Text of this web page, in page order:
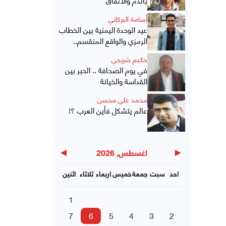
أسامة البركاني
عيد الوحدة اليمنية بين الخطاب
الرمزي والواقع المنقسم..
حكيم شريحي
في يوم الصحافة .. الحبر بين
القداسة والخيانة
محمد علي محسن
عالم يتشكل فأين العرب ؟!
◀ اغسطس, 2026 ▶
اثنين ثلاثاء اربعاءخميسجمعة سبت احد
1
2
3
4
5
6
7